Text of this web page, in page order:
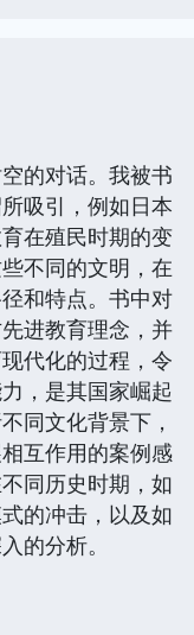
的对话。我被书
吸引，例如日本
在殖民时期的变
不同的文明，在
和特点。书中对
进教育理念，并
代化的过程，令
，是其国家崛起
同文化背景下，
互作用的案例感
同历史时期，如
的冲击，以及如
的分析。